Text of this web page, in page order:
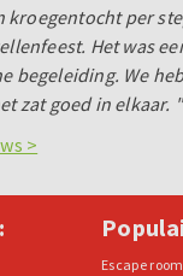
kroegentocht per
Het was
begeleiding. We
zat goed in elkaar. "
>
Escape room